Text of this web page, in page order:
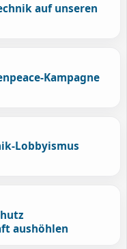
auf unseren
Kampagne
Lobbyismus
aushöhlen